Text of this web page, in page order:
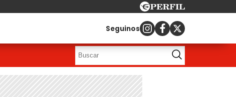
Seguinos